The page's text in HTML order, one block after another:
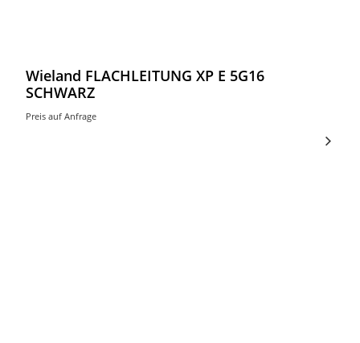
Wieland FLACHLEITUNG XP E 5G16
SCHWARZ
Preis auf Anfrage